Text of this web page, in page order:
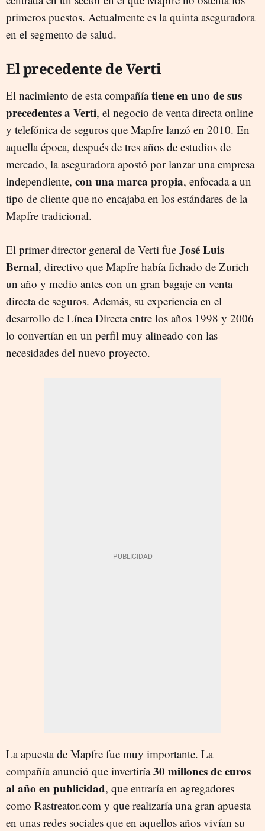
primeros puestos. Actualmente es la quinta aseguradora
en el segmento de salud.
El precedente de Verti
El nacimiento de esta compañíatiene en uno de sus
precedentes a Verti, el negocio de venta directa online
y telefónica de seguros que Mapfre lanzó en 2010. En
aquella época, después de tres años de estudios de
mercado, la aseguradora apostó por lanzar una empresa
independiente, con una marca propia, enfocada a un
tipo de cliente que no encajaba en los estándares de la
Mapfre tradicional.
El primer director general de Verti fue José Luis
Bernal, directivo que Mapfre había fichado de Zurich
un año y medio antes con un gran bagaje en venta
directa de seguros. Además, su experiencia en el
desarrollo de Línea Directa entre los años 1998 y 2006
lo convertían en un perfil muy alineado con las
necesidades del nuevo proyecto.
La apuesta de Mapfre fue muy importante. La
compañía anunció que invertiría30 millones de euros
al año en publicidad, que entraría en agregadores
como Rastreator.com y que realizaría una gran apuesta
en unas redes sociales que en aquellos años vivían su